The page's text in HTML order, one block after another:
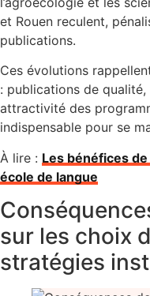
et Rouen reculent,
publications.
Ces évolutions
: publications de
attractivité des
indispensable pour se
À lire : Les bénéfices
école de langue
sur les choix
stratégies